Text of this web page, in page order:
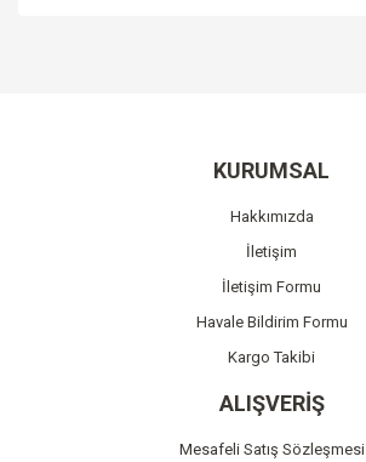
Ürün bilgilerinde hatalar bulunuyor.
Ürün fiyatı diğer sitelerden daha pahalı.
Bu ürüne benzer farklı alternatifler olmalı.
Gönder
KURUMSAL
Hakkımızda
İletişim
İletişim Formu
Havale Bildirim Formu
Kargo Takibi
ALIŞVERİŞ
Mesafeli Satış Sözleşmesi